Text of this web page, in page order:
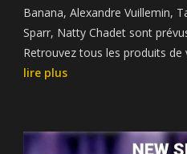
Banana, Alexandre Vuillemin,
Sparr, Natty Chadet sont
Retrouvez tous les produits de
lire plus